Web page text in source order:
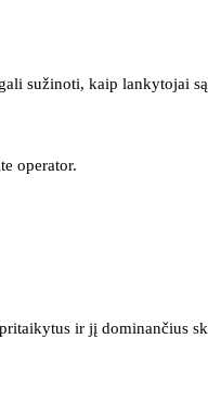
sužinoti, kaip lankytojai
operator.
ir jį dominančius